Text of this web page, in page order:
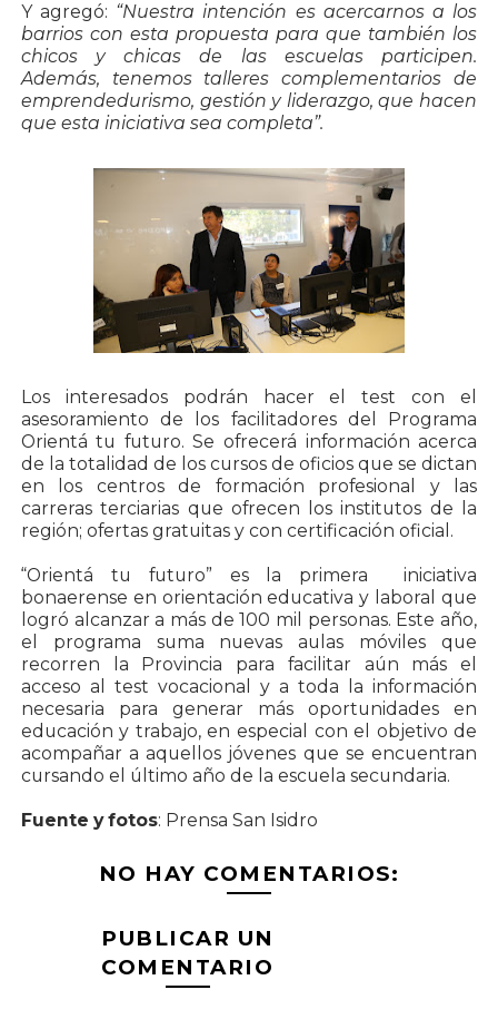
Y agregó: “Nuestra intención es acercarnos a los
barrios con esta propuesta para que también los
chicos y chicas de las escuelas participen.
Además, tenemos talleres complementarios de
emprendedurismo, gestión y liderazgo, que hacen
que esta iniciativa sea completa”.
Los interesados podrán hacer el test con el
asesoramiento de los facilitadores del Programa
Orientá tu futuro. Se ofrecerá información acerca
de la totalidad de los cursos de oficios que se dictan
en los centros de formación profesional y las
carreras terciarias que ofrecen los institutos de la
región; ofertas gratuitas y con certificación oficial.
“Orientá tu futuro” es la primera iniciativa
bonaerense en orientación educativa y laboral que
logró alcanzar a más de 100 mil personas. Este año,
el programa suma nuevas aulas móviles que
recorren la Provincia para facilitar aún más el
acceso al test vocacional y a toda la información
necesaria para generar más oportunidades en
educación y trabajo, en especial con el objetivo de
acompañar a aquellos jóvenes que se encuentran
cursando el último año de la escuela secundaria.
Fuente y fotos: Prensa San Isidro
NO HAY COMENTARIOS:
PUBLICAR UN
COMENTARIO